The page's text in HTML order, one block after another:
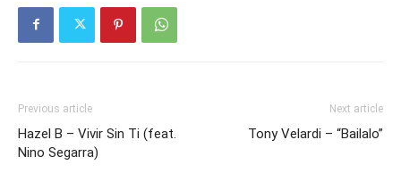
Previous article
Hazel B – Vivir Sin Ti (feat.
Nino Segarra)
Next article
Tony Velardi – “Bailalo”